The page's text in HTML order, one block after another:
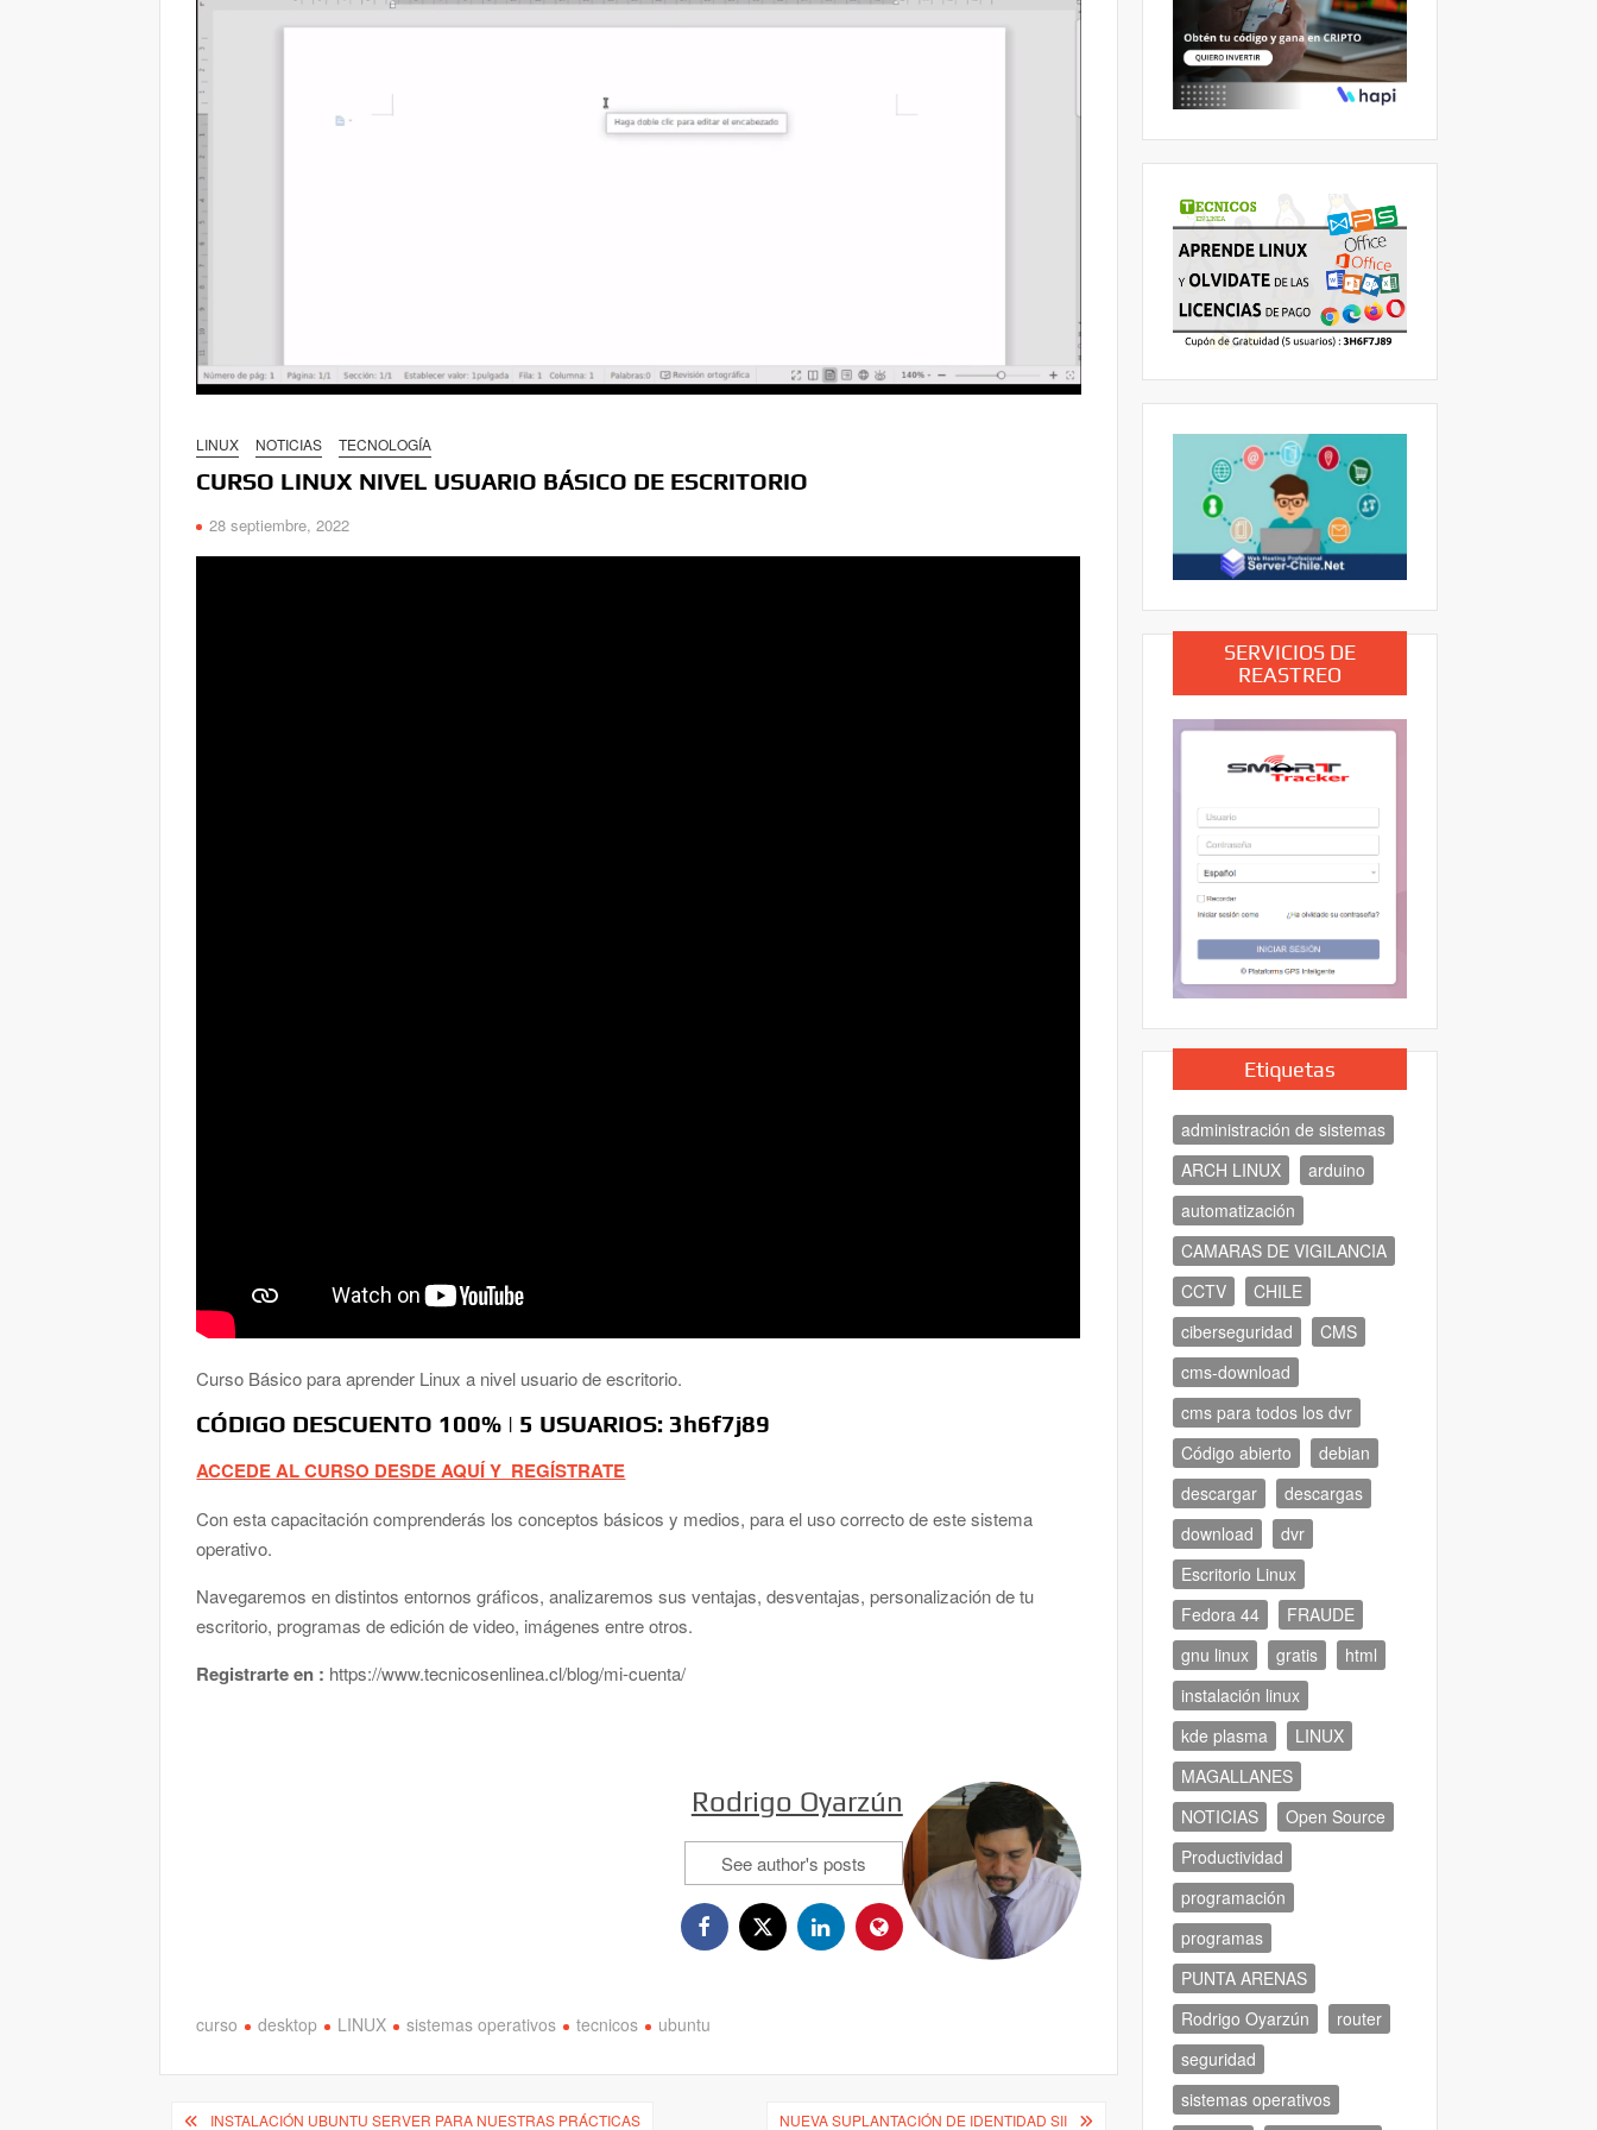
LINUX NOTICIAS TECNOLOGÍA
CURSO LINUX NIVEL USUARIO BÁSICO DE ESCRITORIO
28 septiembre, 2022
Curso Básico para aprender Linux a nivel usuario de escritorio.
CÓDIGO DESCUENTO 100% | 5 USUARIOS: 3h6f7j89
ACCEDE AL CURSO DESDE AQUÍ Y REGÍSTRATE
Con esta capacitación comprenderás los conceptos básicos y medios, para el uso correcto de este sistema
operativo.
Navegaremos en distintos entornos gráficos, analizaremos sus ventajas, desventajas, personalización de tu
escritorio, programas de edición de video, imágenes entre otros.
Registrarte en : https://www.tecnicosenlinea.cl/blog/mi-cuenta/
Rodrigo Oyarzún
See author's posts
curso desktop LINUX sistemas operativos tecnicos ubuntu
Navegación
INSTALACIÓN UBUNTU SERVER PARA NUESTRAS PRÁCTICAS NUEVA SUPLANTACIÓN DE IDENTIDAD SII
SERVICIOS DE
REASTREO
Etiquetas
administración de sistemas
ARCH LINUX
arduino
automatización
CAMARAS DE VIGILANCIA
CCTV
CHILE
ciberseguridad
CMS
cms-download
cms para todos los dvr
Código abierto
debian
descargar
descargas
download
dvr
Escritorio Linux
Fedora 44
FRAUDE
gnu linux
gratis
html
instalación linux
kde plasma
LINUX
MAGALLANES
NOTICIAS
Open Source
Productividad
programación
programas
PUNTA ARENAS
Rodrigo Oyarzún
router
seguridad
sistemas operativos